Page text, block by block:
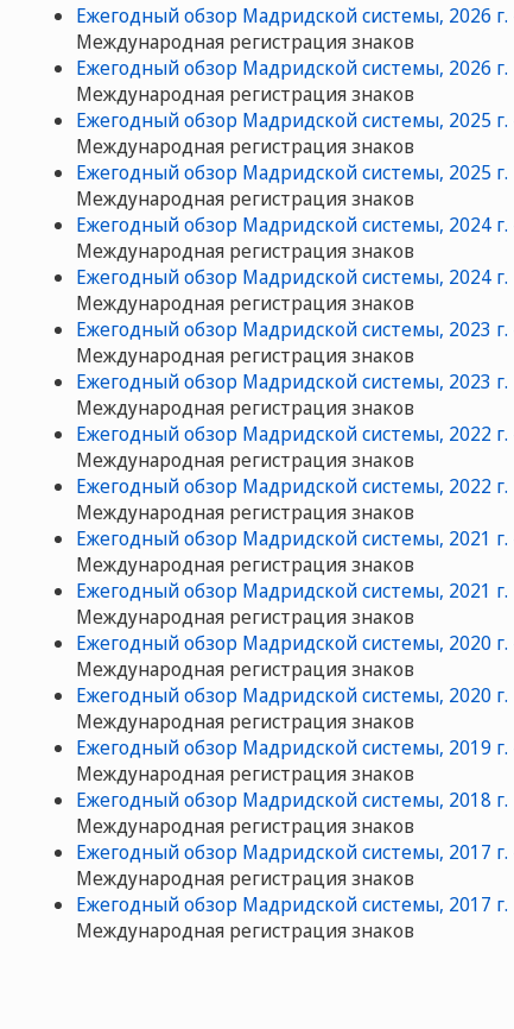
Ежегодный обзор Мадридской системы, 2026
Международная регистрация знаков
Ежегодный обзор Мадридской системы, 2026 г.
Международная регистрация знаков
Ежегодный обзор Мадридской системы, 2025
Международная регистрация знаков
Ежегодный обзор Мадридской системы, 2025 г.
Международная регистрация знаков
Ежегодный обзор Мадридской системы, 2024
Международная регистрация знаков
Ежегодный обзор Мадридской системы, 2024 г.
Международная регистрация знаков
Ежегодный обзор Мадридской системы, 2023
Международная регистрация знаков
Ежегодный обзор Мадридской системы, 2023 г.
Международная регистрация знаков
Ежегодный обзор Мадридской системы, 2022
Международная регистрация знаков
Ежегодный обзор Мадридской системы, 2022 г.
Международная регистрация знаков
Ежегодный обзор Мадридской системы, 2021
Международная регистрация знаков
Ежегодный обзор Мадридской системы, 2021 г.
Международная регистрация знаков
Ежегодный обзор Мадридской системы, 2020
Международная регистрация знаков
Ежегодный обзор Мадридской системы, 2020 г.
Международная регистрация знаков
Ежегодный обзор Мадридской системы, 2019
Международная регистрация знаков
Ежегодный обзор Мадридской системы, 2018 г.
Международная регистрация знаков
Ежегодный обзор Мадридской системы, 2017
Международная регистрация знаков
Ежегодный обзор Мадридской системы, 2017 г.
Международная регистрация знаков